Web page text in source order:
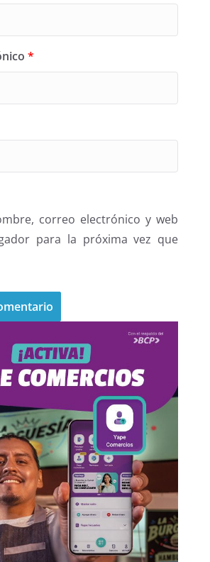
*
correo electrónico y web
para la próxima vez que